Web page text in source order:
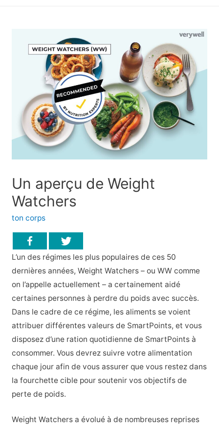
Un aperçu de Weight
Watchers
ton corps
L’un des régimes les plus populaires de ces 50
dernières années, Weight Watchers – ou WW comme
on l’appelle actuellement – a certainement aidé
certaines personnes à perdre du poids avec succès.
Dans le cadre de ce régime, les aliments se voient
attribuer différentes valeurs de SmartPoints, et vous
disposez d’une ration quotidienne de SmartPoints à
consommer. Vous devrez suivre votre alimentation
chaque jour afin de vous assurer que vous restez dans
la fourchette cible pour soutenir vos objectifs de
perte de poids.
Weight Watchers a évolué à de nombreuses reprises